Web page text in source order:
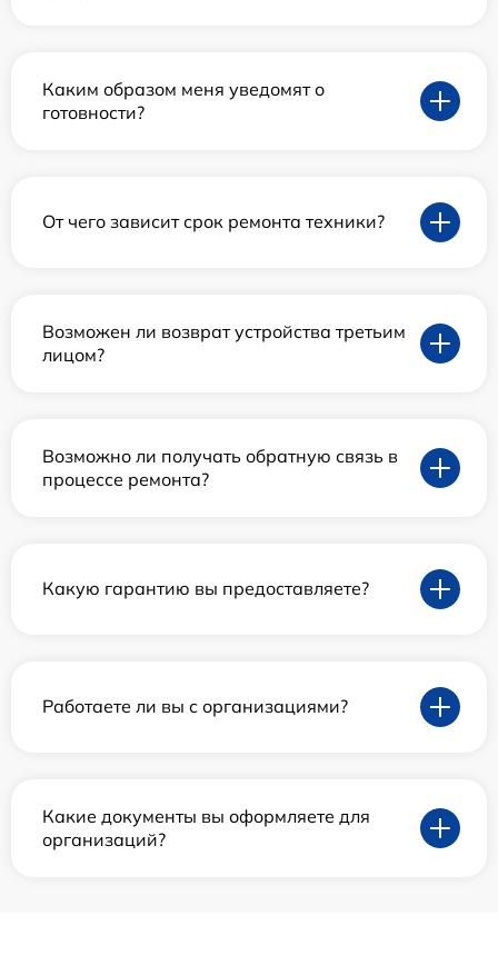
Каким образом меня уведомят о
готовности?
От чего зависит срок ремонта техники?
Возможен ли возврат устройства третьим
лицом?
Возможно ли получать обратную связь в
процессе ремонта?
Какую гарантию вы предоставляете?
Работаете ли вы с организациями?
Какие документы вы оформляете для
организаций?